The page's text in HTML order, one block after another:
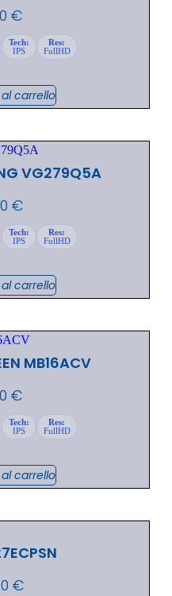
€
Tech:
IPS
Res:
FullHD
carrello
VG279Q5A
€
Tech:
IPS
Res:
FullHD
carrello
MB16ACV
€
Tech:
IPS
Res:
FullHD
carrello
€